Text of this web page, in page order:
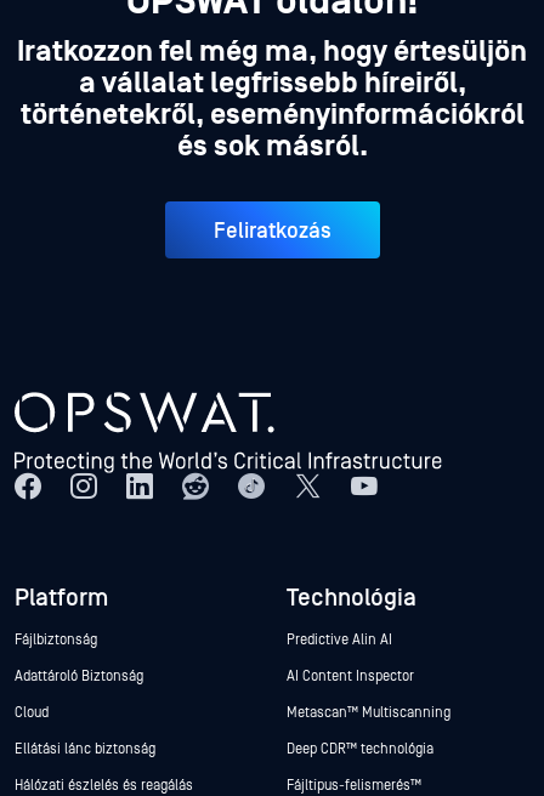
Iratkozzon fel még ma, hogy értesüljön
a vállalat legfrissebb híreiről,
történetekről, eseményinformációkról
és sok másról.
Feliratkozás
Platform
Fájlbiztonság
Adattároló Biztonság
Cloud
Ellátási lánc biztonság
Hálózati észlelés és reagálás
Technológia
Predictive Alin AI
AI Content Inspector
Metascan™ Multiscanning
Deep CDR™ technológia
Fájltípus-felismerés™